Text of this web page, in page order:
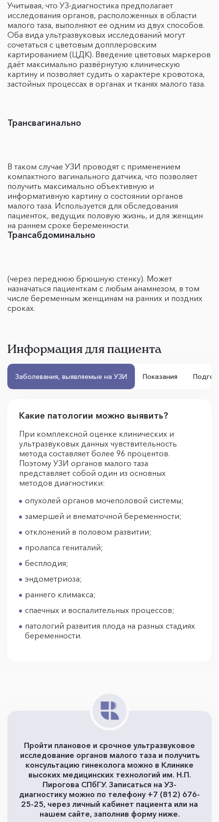
Учитывая, что УЗ-диагностика предполагает
исследования органов, расположенных в области
малого таза, выполняют ее одним из двух способов.
Оба вида ультразвуковых исследований могут
сочетаться с цветовым допплеровским
картированием (ЦДК). Введение цветовых маркеров
даёт максимально развёрнутую клиническую
картину и позволяет судить о характере кровотока,
застойных процессах в органах и тканях малого таза.
Трансвагинально
В таком случае УЗИ проводят с применением
компактного вагинального датчика, что позволяет
получить максимально объективную и
информативную картину о состоянии органов
малого таза. Используется для обследования
пациенток, ведущих половую жизнь, и для женщин
на раннем сроке беременности.
Трансабдоминально
(через переднюю брюшную стенку). Может
назначаться пациенткам с любым анамнезом, в том
числе беременным женщинам на ранних и поздних
сроках.
Информация для пациента
Заболевания, выявляемые на УЗИ Показания
Какие патологии можно выявить?
При комплексной оценке клинических и
ультразвуковых данных чувствительность
метода составляет более 96 процентов.
Поэтому УЗИ органов малого таза
представляет собой один из основных
методов диагностики:
опухолей органов мочеполовой системы;
замершей и внематочной беременности;
отклонений в половом развитии;
пролапса гениталий;
бесплодия;
эндометриоза;
раннего климакса;
спаечных и воспалительных процессов;
патологий развития плода на разных стадиях
беременности.
Пройти плановое и срочное ультразвуковое
исследование органов малого таза и получить
консультацию гинеколога можно в Клинике
высоких медицинских технологий им. Н.П.
Пирогова СПбГУ. Записаться на УЗ-
диагностику можно по телефону +7 (812) 676-
25-25, через личный кабинет пациента или на
нашем сайте, заполнив форму ниже.